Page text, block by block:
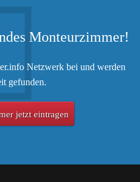
Monteurzimmer!
Netzwerk bei und werden
gefunden.
jetzt eintragen